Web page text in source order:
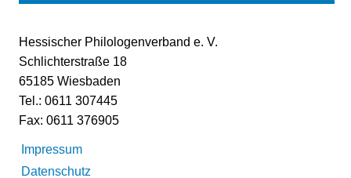
Hessischer Philologenverband e. V.
Schlichterstraße 18
65185 Wiesbaden
Tel.: 0611 307445
Fax: 0611 376905
Impressum
Datenschutz